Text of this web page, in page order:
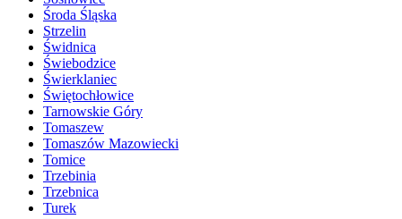
Środa Śląska
Strzelin
Świdnica
Świebodzice
Świerklaniec
Świętochłowice
Tarnowskie Góry
Tomaszew
Tomaszów Mazowiecki
Tomice
Trzebinia
Trzebnica
Turek